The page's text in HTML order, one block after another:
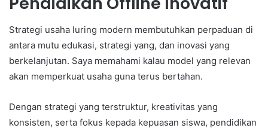
Strategi usaha luring modern membutuhkan perpaduan di
antara mutu edukasi, strategi yang, dan inovasi yang
berkelanjutan. Saya memahami kalau model yang relevan
akan memperkuat usaha guna terus bertahan.
Dengan strategi yang terstruktur, kreativitas yang
konsisten, serta fokus kepada kepuasan siswa, pendidikan